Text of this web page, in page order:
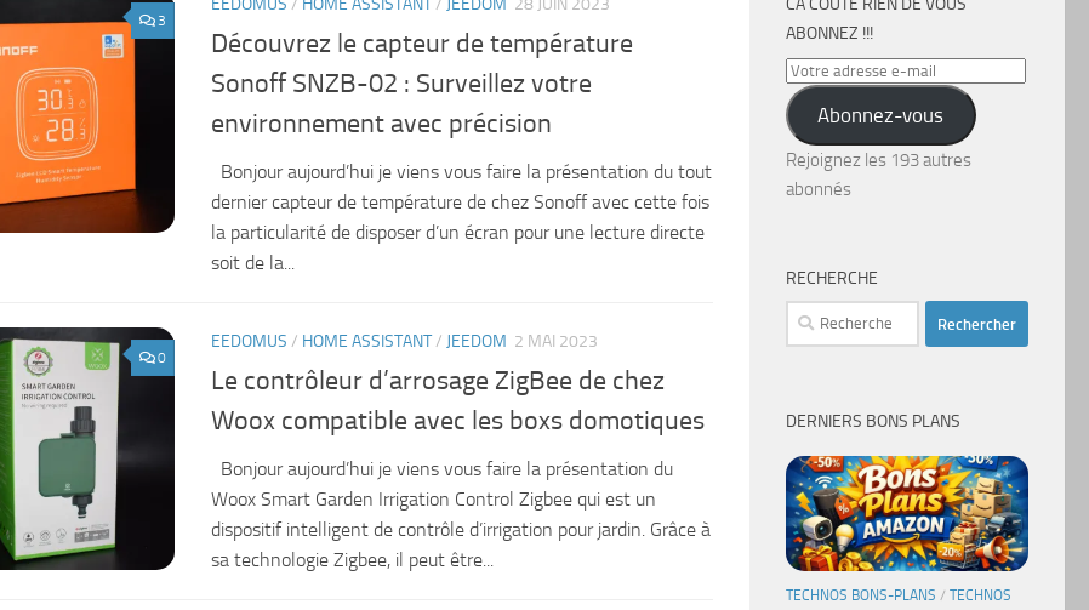
3
EEDOMUS / HOME ASSISTANT/ JEEDOM 28 JUIN 2023
Découvrez le capteur de température
Sonoff SNZB-02 : Surveillez votre
environnement avec précision
Bonjour aujourd’hui je viens vous faire la présentation du tout
dernier capteur de température de chez Sonoff avec cette fois
la particularité de disposer d’un écran pour une lecture directe
soit de la...
0
EEDOMUS / HOME ASSISTANT/ JEEDOM 2 MAI 2023
Le contrôleur d’arrosage ZigBee de chez
Woox compatible avec les boxs domotiques
Bonjour aujourd’hui je viens vous faire la présentation du
Woox Smart Garden Irrigation Control Zigbee qui est un
dispositif intelligent de contrôle d’irrigation pour jardin. Grâce à
sa technologie Zigbee, il peut être...
CA COÛTE RIEN DE VOUS
ABONNEZ !!!
Votre
adresse
e-
mail
Abonnez-vous
Rejoignez les 193 autres
abonnés
RECHERCHE
Rechercher :
DERNIERS BONS PLANS
TECHNOS BONS-PLANS / TECHNOS